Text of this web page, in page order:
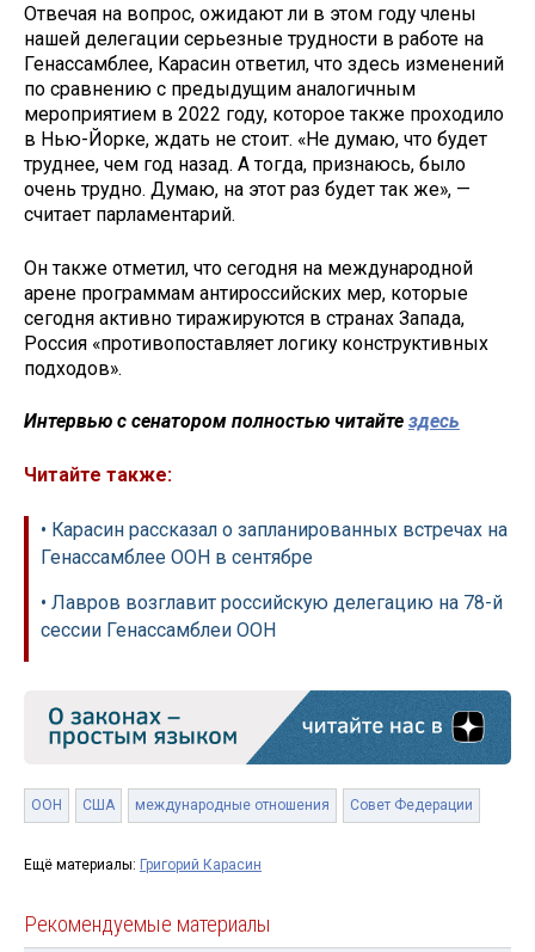
Отвечая на вопрос, ожидают ли в этом году члены
нашей делегации серьезные трудности в работе на
Генассамблее, Карасин ответил, что здесь изменений
по сравнению с предыдущим аналогичным
мероприятием в 2022 году, которое также проходило
в Нью-Йорке, ждать не стоит. «Не думаю, что будет
труднее, чем год назад. А тогда, признаюсь, было
очень трудно. Думаю, на этот раз будет так же», —
считает парламентарий.
Он также отметил, что сегодня на международной
арене программам антироссийских мер, которые
сегодня активно тиражируются в странах Запада,
Россия «противопоставляет логику конструктивных
подходов».
Интервью с сенатором полностью читайте здесь
Читайте также:
• Карасин рассказал о запланированных встречах на
Генассамблее ООН в сентябре
• Лавров возглавит российскую делегацию на 78-й
сессии Генассамблеи ООН
ООН США международные отношения Совет Федерации
Ещё материалы: Григорий Карасин
Рекомендуемые материалы